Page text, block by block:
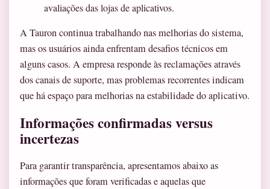
avaliações das lojas de aplicativos.
A Tauron continua trabalhando nas melhorias do sistema,
mas os usuários ainda enfrentam desafios técnicos em
alguns casos. A empresa responde às reclamações através
dos canais de suporte, mas problemas recorrentes indicam
que há espaço para melhorias na estabilidade do aplicativo.
Informações confirmadas versus
incertezas
Para garantir transparência, apresentamos abaixo as
informações que foram verificadas e aquelas que